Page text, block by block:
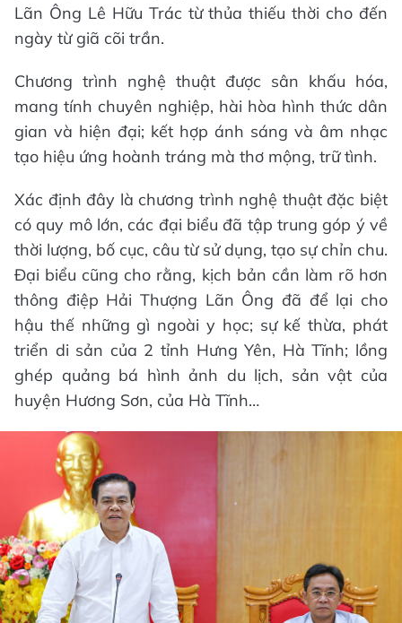
Lãn Ông Lê Hữu Trác từ thủa thiếu thời cho đến
ngày từ giã cõi trần.
Chương trình nghệ thuật được sân khấu hóa,
mang tính chuyên nghiệp, hài hòa hình thức dân
gian và hiện đại; kết hợp ánh sáng và âm nhạc
tạo hiệu ứng hoành tráng mà thơ mộng, trữ tình.
Xác định đây là chương trình nghệ thuật đặc biệt
có quy mô lớn, các đại biểu đã tập trung góp ý về
thời lượng, bố cục, câu từ sử dụng, tạo sự chỉn chu.
Đại biểu cũng cho rằng, kịch bản cần làm rõ hơn
thông điệp Hải Thượng Lãn Ông đã để lại cho
hậu thế những gì ngoài y học; sự kế thừa, phát
triển di sản của 2 tỉnh Hưng Yên, Hà Tĩnh; lồng
ghép quảng bá hình ảnh du lịch, sản vật của
huyện Hương Sơn, của Hà Tĩnh…